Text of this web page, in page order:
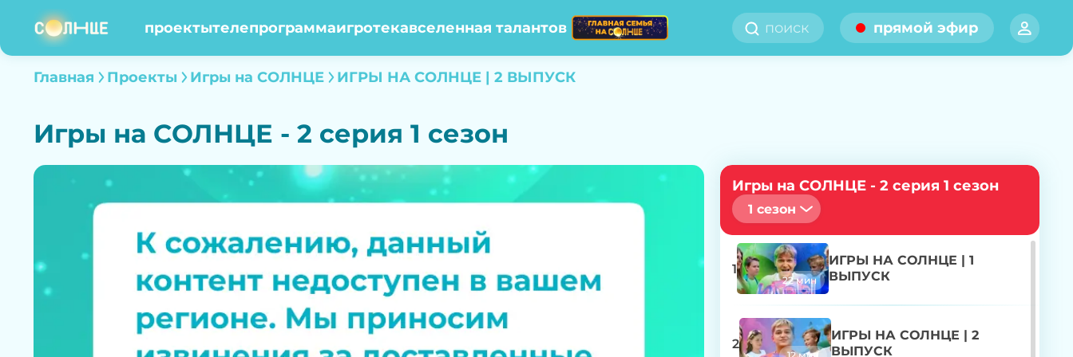
проектытелепрограммаигротекавселенная талантов прямой эфир
Главная Проекты Игры на СОЛНЦЕ ИГРЫ НА СОЛНЦЕ | 2 ВЫПУСК
Игры на СОЛНЦЕ - 2 серия 1 сезон
Игры на СОЛНЦЕ - 2 серия 1 сезон
1 сезон
1
22 мин
ИГРЫ НА СОЛНЦЕ | 1
ВЫПУСК
2
ИГРЫ НА СОЛНЦЕ | 2
ВЫПУСК